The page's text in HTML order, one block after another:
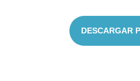
DESCARGAR